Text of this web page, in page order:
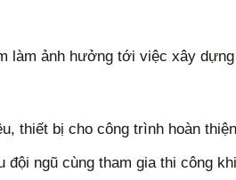
làm ảnh hưởng tới việc xây
thiết bị cho công trình hoàn
ngũ cùng tham gia thi công